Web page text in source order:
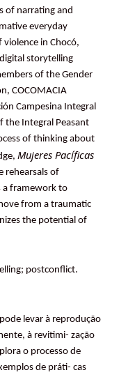
of narrating and
everyday
in Chocó,
storytelling
of the Gender
COCOMACIA
Campesina Integral
the Integral Peasant
of thinking about
Mujeres Pacíficas
rehearsals of
a framework to
from a traumatic
the potential of
postconflict.
levar à reprodução
à revitimi- zação
o processo de
de práti- cas